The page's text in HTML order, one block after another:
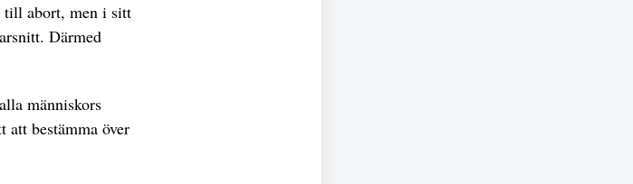
till abort, men i sitt
Därmed
människors
bestämma över